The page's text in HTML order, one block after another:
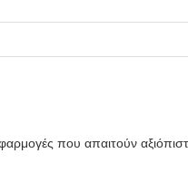
που απαιτούν